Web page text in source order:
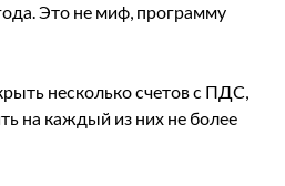
Это не миф, программу
несколько счетов с ПДС,
на каждый из них не более